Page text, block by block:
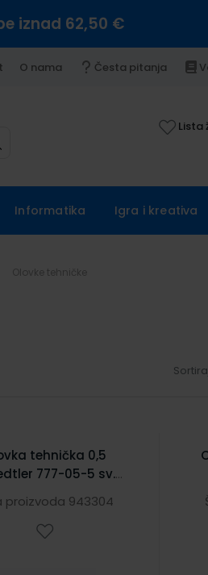
iznad 62,50 €
O nama Česta pitanja
Lista
Informatika Igra i kreativa
tehnička 0,5
777-05-5 sv.
proizvoda 943304